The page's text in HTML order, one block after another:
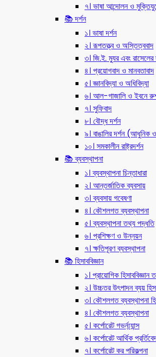
৭। ভাষা আন্দোলন ও
📚 দর্শন
১। ভাষা দর্শন
২। রূপতত্ত্ব ও অস্তিত্ববাদ
৩। জি.ই. ম্যুর এবং রাসেলের
৪। প্রয়োগবাদ ও মানবতাবাদ
৫। জ্ঞানবিদ্যা ও অধিবিদ্যা
৬। আল-গাজালি ও ইবনে
৭। সুফিবাদ
৮। বৌদ্ধ দর্শন
৯। বাঙালির দর্শন (আধুনিক
১০। সমকালীন রাষ্ট্রদর্শন
📚 ব্যবস্থাপনা
১। ব্যবস্থাপনা চিন্তাধারা
২। আন্তর্জাতিক ব্যবসায়
৩। ব্যবসায় গবেষণা
৪। কৌশলগত ব্যবস্থাপনা
৫। ব্যবস্থাপনা তথ্য পদ্ধতি
৬। প্রশিক্ষণ ও উন্নয়ন
৭। ক্ষতিপূরণ ব্যবস্থাপনা
📚 হিসাববিজ্ঞান
১। প্রায়োগিক হিসাববিজ্ঞান
২। উচ্চতর উৎপাদন ব্যয়
৩। কৌশলগত ব্যবস্থাপনা
৪। কৌশলগত ব্যবস্থাপনা
৫। কর্পোরেট গভর্ন্য্যান্স
৬। কর্পোরেট আর্থিক
৭। কর্পোরেট কর পরিকল্পনা